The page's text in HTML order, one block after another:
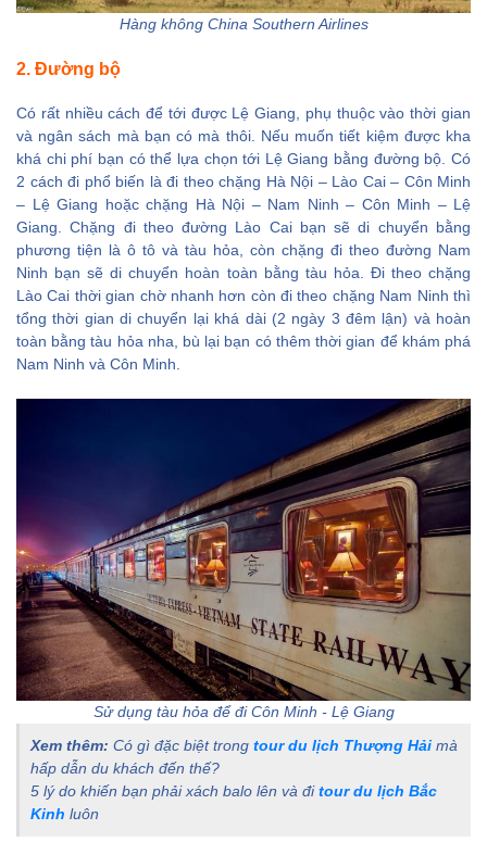
Hàng không China Southern Airlines
2. Đường bộ
Có rất nhiều cách để tới được Lệ Giang, phụ thuộc vào thời gian
và ngân sách mà bạn có mà thôi. Nếu muốn tiết kiệm được kha
khá chi phí bạn có thể lựa chọn tới Lệ Giang bằng đường bộ. Có
2 cách đi phổ biến là đi theo chặng Hà Nội – Lào Cai – Côn Minh
– Lệ Giang hoặc chặng Hà Nội – Nam Ninh – Côn Minh – Lệ
Giang. Chặng đi theo đường Lào Cai bạn sẽ di chuyển bằng
phương tiện là ô tô và tàu hỏa, còn chặng đi theo đường Nam
Ninh bạn sẽ di chuyển hoàn toàn bằng tàu hỏa. Đi theo chặng
Lào Cai thời gian chờ nhanh hơn còn đi theo chặng Nam Ninh thì
tổng thời gian di chuyển lại khá dài (2 ngày 3 đêm lận) và hoàn
toàn bằng tàu hỏa nha, bù lại bạn có thêm thời gian để khám phá
Nam Ninh và Côn Minh.
Sử dụng tàu hỏa để đi Côn Minh - Lệ Giang
Xem thêm: Có gì đặc biệt trong tour du lịch Thượng Hải mà
hấp dẫn du khách đến thế?
5 lý do khiến bạn phải xách balo lên và đitour du lịch Bắc
Kinh luôn